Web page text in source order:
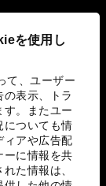
を使用し
て、ユーザー
表示、トラ
す。またユー
についても情
ィアや広告配
ーに情報を共
た情報は、